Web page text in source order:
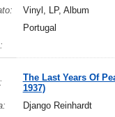
Vinyl, LP, Album
Portugal
The Last Years Of
1937)
Django Reinhardt